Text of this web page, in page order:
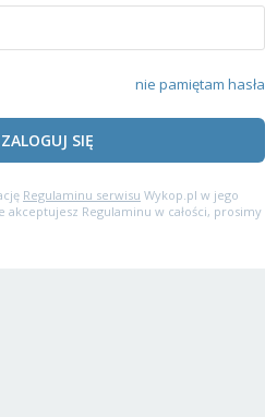
nie pamiętam hasła
ZALOGUJ SIĘ
Regulaminu serwisu Wykop.pl w jego
Regulaminu w całości, prosimy